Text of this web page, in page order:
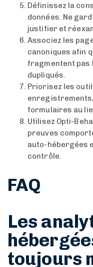
Définissez la
données. Ne
justifier et
Associez les
canoniques afin
fragmentent pas
dupliqués.
Priorisez les
formulaires au
Utilisez Opti-
preuves
auto-hébergées
contrôle.
FAQ
Les
toujours